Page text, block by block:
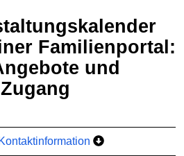
Familienportal:
und